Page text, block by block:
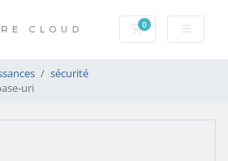
0Votre panier
sécurité
uri